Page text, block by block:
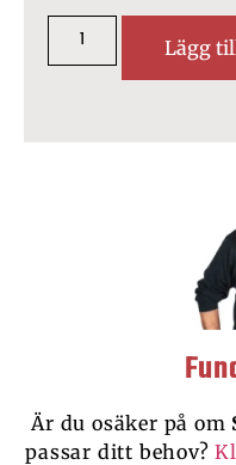
Lägg
Är du osäker på om
passar ditt behov?